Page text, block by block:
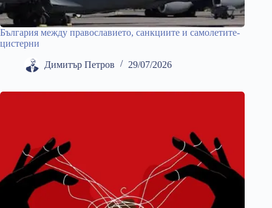
България между православието, санкциите и самолетите-
цистерни
Димитър Петров 29/07/2026